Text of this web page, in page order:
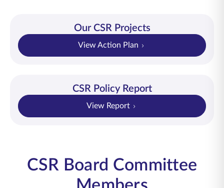
Our CSR Projects
View Action Plan
CSR Policy Report
View Report
CSR Board Committee